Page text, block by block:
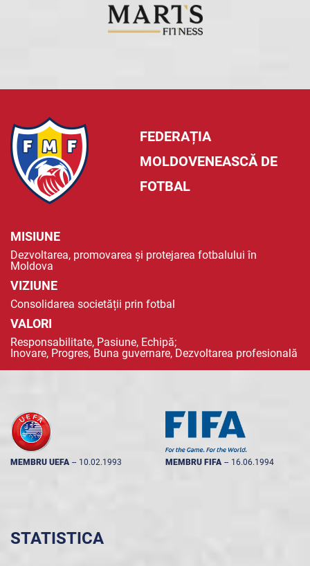
FEDERAȚIA
MOLDOVENEASCĂ DE
FOTBAL
MISIUNE
Dezvoltarea, promovarea și protejarea fotbalului în
Moldova
VIZIUNE
Consolidarea societății prin fotbal
VALORI
Responsabilitate, Pasiune, Echipă;
Inovare, Progres, Buna guvernare, Dezvoltarea profesională
MEMBRU UEFA -- 10.02.1993 MEMBRU FIFA -- 16.06.1994
STATISTICA